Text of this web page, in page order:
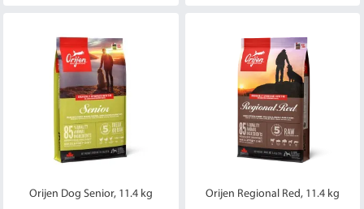
Orijen Dog Senior, 11.4 kg Orijen Regional Red, 11.4 kg